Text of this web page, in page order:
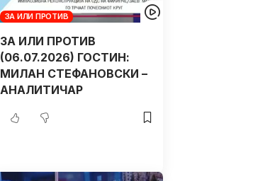
ЗА ИЛИ ПРОТИВ
ЗА ИЛИ ПРОТИВ
(06.07.2026) ГОСТИН:
МИЛАН СТЕФАНОВСКИ –
АНАЛИТИЧАР